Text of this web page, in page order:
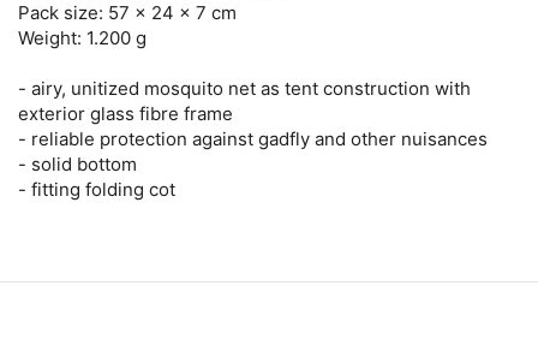
Pack size: 57 x 24 x 7 cm
Weight: 1.200 g
- airy, unitized mosquito net as tent construction with
exterior glass fibre frame
- reliable protection against gadfly and other nuisances
- solid bottom
- fitting folding cot